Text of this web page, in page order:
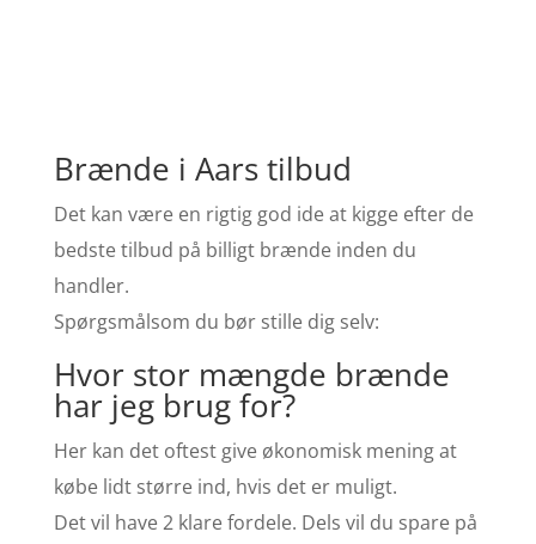
Brænde i Aars tilbud
Det kan være en rigtig god ide at kigge efter de
bedste tilbud på billigt brænde inden du
handler.
Spørgsmålsom du bør stille dig selv:
Hvor stor mængde brænde
har jeg brug for?
Her kan det oftest give økonomisk mening at
købe lidt større ind, hvis det er muligt.
Det vil have 2 klare fordele. Dels vil du spare på